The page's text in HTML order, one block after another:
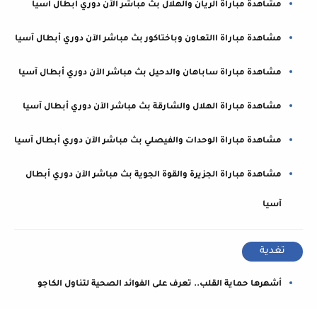
مشاهدة مباراة الريان والهلال بث مباشر الآن دوري أبطال آسيا
مشاهدة مباراة االتعاون وباختاكور بث مباشر الآن دوري أبطال آسيا
مشاهدة مباراة ساباهان والدحيل بث مباشر الآن دوري أبطال آسيا
مشاهدة مباراة الهلال والشارقة بث مباشر الآن دوري أبطال آسيا
مشاهدة مباراة الوحدات والفيصلي بث مباشر الآن دوري أبطال آسيا
مشاهدة مباراة الجزيرة والقوة الجوية بث مباشر الآن دوري أبطال
آسيا
تغدية
أشهرها حماية القلب.. تعرف على الفوائد الصحية لتناول الكاجو